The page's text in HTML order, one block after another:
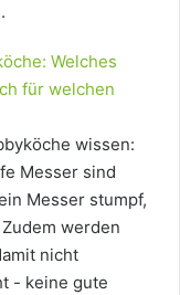
Welches
für welchen
wissen:
Messer sind
Messer stumpf,
werden
nicht
- keine gute